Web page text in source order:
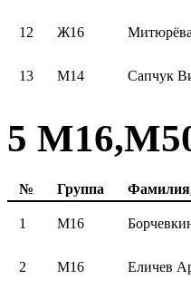
12 Ж16
13 М14 Сапчук
5
№ Группа
1 М16
2 М16 Еличев